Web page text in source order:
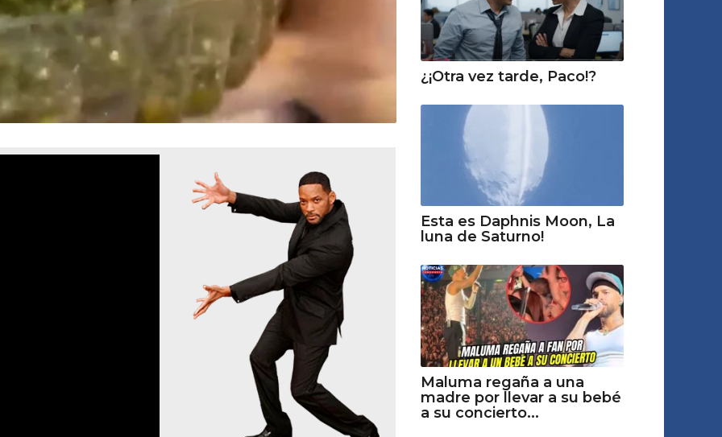
¿¡Otra vez tarde, Paco!?
Esta es Daphnis Moon, La
luna de Saturno!
Maluma regaña a una
madre por llevar a su bebé
a su concierto...